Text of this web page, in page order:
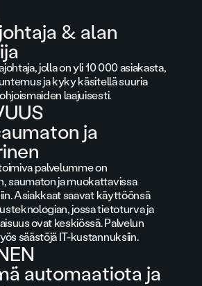
& alan
jolla on yli 10 000 asiakasta,
ja kyky käsitellä suuria
laajuisesti.
ja
palvelumme on
saumaton ja muokattavissa
Asiakkaat saavat käyttöönsä
jossa tietoturva ja
ovat keskiössä. Palvelun
säästöjä IT-kustannuksiin.
automaatiota ja